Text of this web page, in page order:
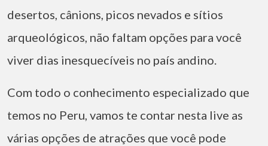
desertos, cânions, picos nevados e sítios
arqueológicos, não faltam opções para você
viver dias inesquecíveis no país andino.
Com todo o conhecimento especializado que
temos no Peru, vamos te contar nesta live as
várias opções de atrações que você pode